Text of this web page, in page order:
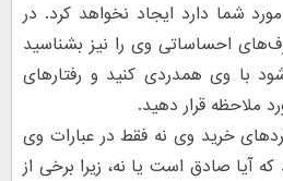
شما دارد ایجاد نخواهد کرد. در
احساساتی وی را نیز بشناسید
با وی همدردی کنید و رفتارهای
ملاحظه قرار دهید.
خرید وی نه فقط در عبارات وی
آیا صادق است یا نه، زیرا برخی از